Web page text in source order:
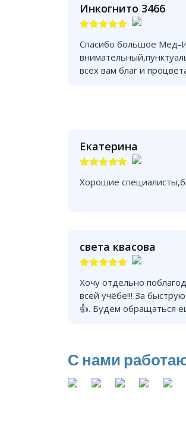
Инкогнито 3466
Спасибо большое Мед-
всех вам благ и
Екатерина
Хорошие
света квасова
Хочу отдельно
всей учёбе!!! За
👍. Будем обращаться
С нами